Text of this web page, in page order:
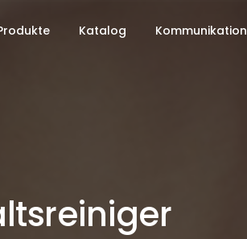
Katalog Kommunikation